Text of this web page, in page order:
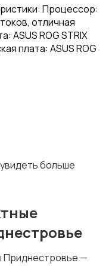
Процессор:
отличная
ASUS ROG STRIX
плата: ASUS ROG
больше
—